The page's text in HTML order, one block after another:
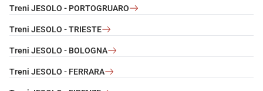
Treni JESOLO - PORTOGRUARO
Treni JESOLO - TRIESTE
Treni JESOLO - BOLOGNA
Treni JESOLO - FERRARA